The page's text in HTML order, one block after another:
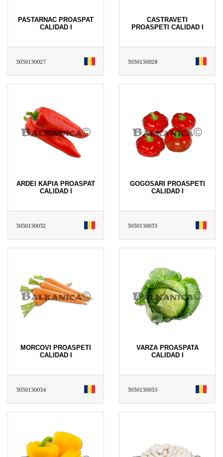
PASTARNAC PROASPAT
CALIDAD I
3030130027
CASTRAVETI
PROASPETI CALIDAD I
3030130028
ARDEI KAPIA PROASPAT
CALIDAD I
3030130032
GOGOSARI PROASPETI
CALIDAD I
3030130033
MORCOVI PROASPETI
CALIDAD I
3030130034
VARZA PROASPATA
CALIDAD I
3030130035